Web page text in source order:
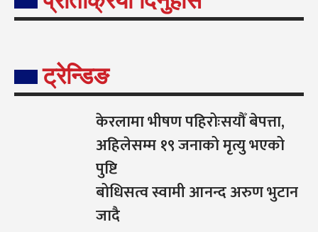
ट्रेन्डिङ
केरलामा भीषण पहिरोःसयौँ बेपत्ता,
अहिलेसम्म १९ जनाको मृत्यु भएको
पुष्टि
बोधिसत्व स्वामी आनन्द अरुण भुटान
जादै